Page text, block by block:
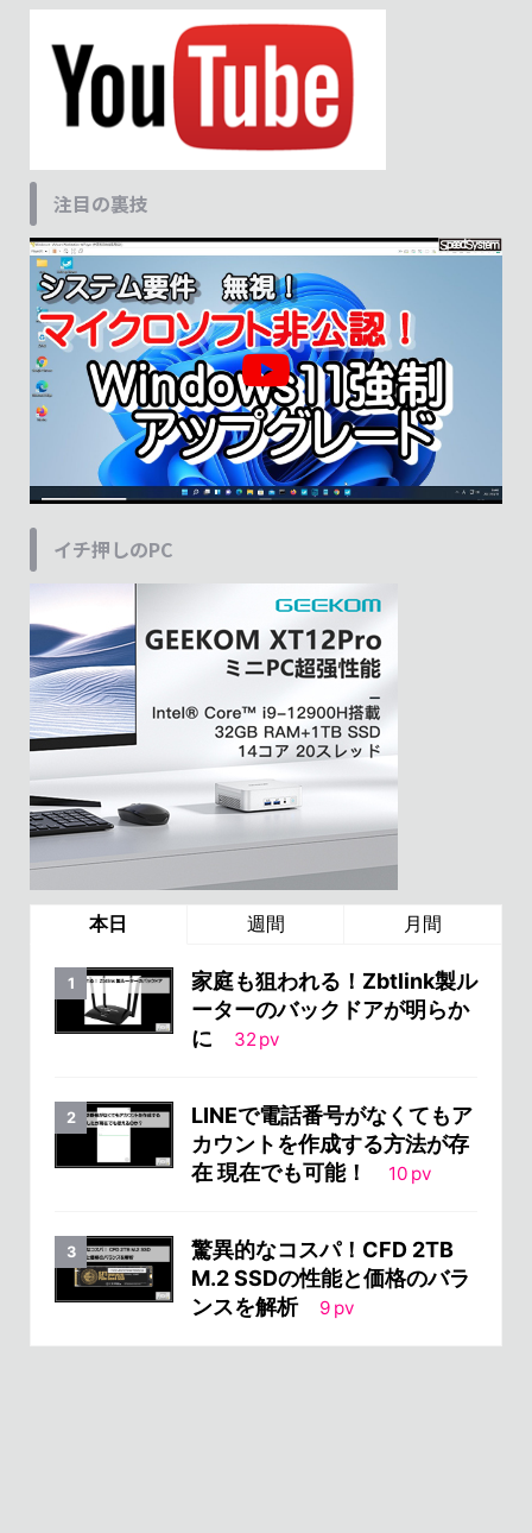
注目の裏技
イチ押しのPC
本日 週間 月間
家庭も狙われる！Zbtlink製ル
ーターのバックドアが明らか
に
32pv
LINEで電話番号がなくてもア
カウントを作成する方法が存
在 現在でも可能！
10 pv
驚異的なコスパ！CFD 2TB
M.2 SSDの性能と価格のバラ
ンスを解析
9 pv